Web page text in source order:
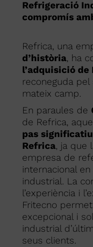
Refrigeració
compromís
Refrica, una
d’història, ha
l’adquisició
reconeguda
mateix camp.
En paraules de
de Refrica,
pas
Refrica, ja que
empresa de
internacional
industrial. La
l’experiència i
Fritecno
excepcional i
industrial
seus clients.